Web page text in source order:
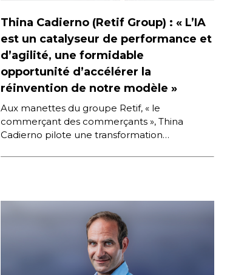
Thina Cadierno (Retif Group) : « L’IA
est un catalyseur de performance et
d’agilité, une formidable
opportunité d’accélérer la
réinvention de notre modèle »
Aux manettes du groupe Retif, « le
commerçant des commerçants », Thina
Cadierno pilote une transformation